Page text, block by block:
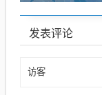
发表评论